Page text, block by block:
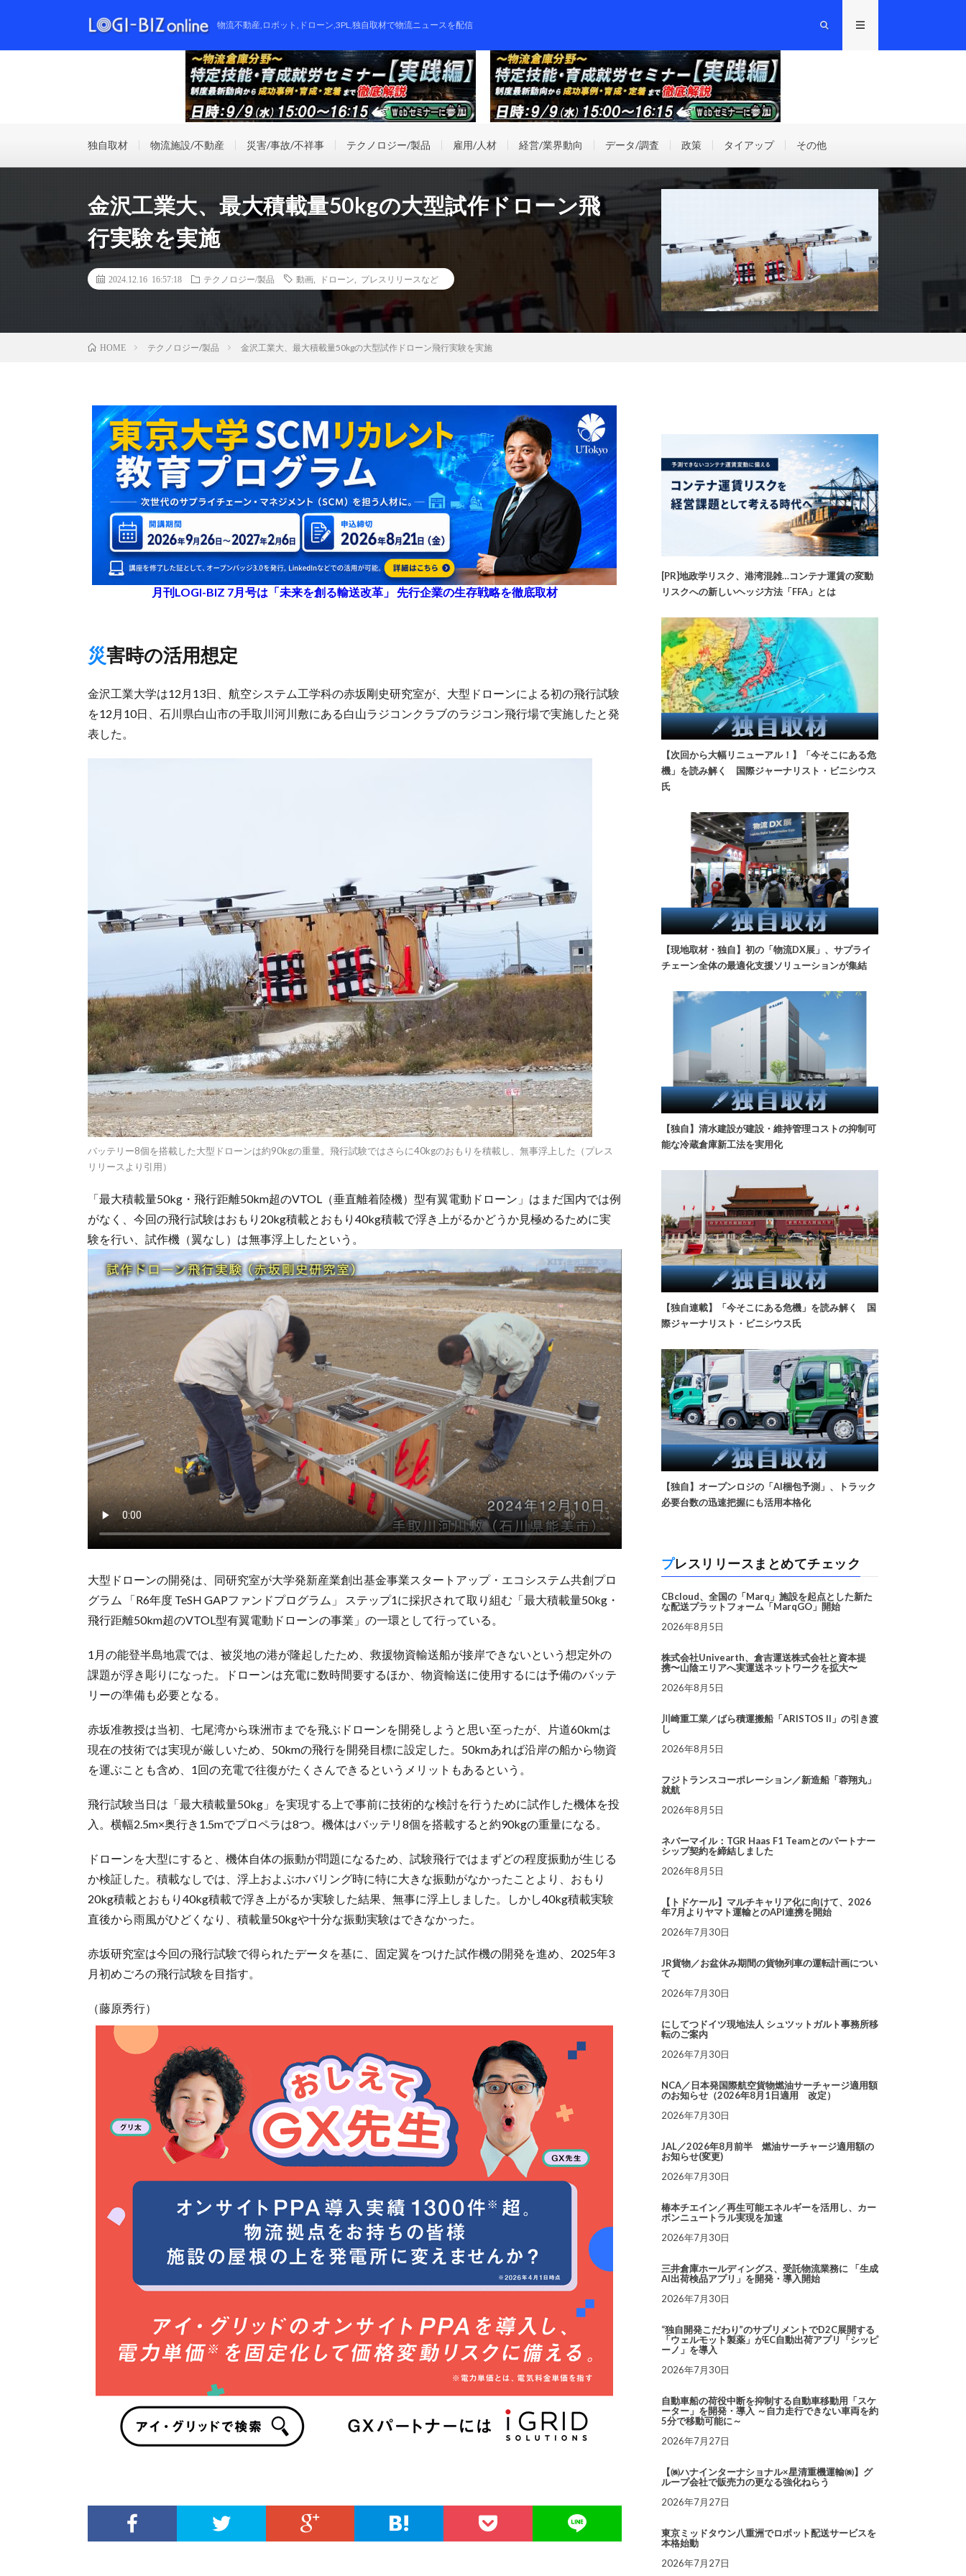
物流不動産,ロボット,ドローン,3PL,独自取材で物流ニュースを配信
独自取材 物流施設/不動産 災害/事故/不祥事 テクノロジー/製品 雇用/人材 経営/業界動向 データ/調査 政策 タイアップ その他
金沢工業大、最大積載量50kgの大型試作ドローン飛
行実験を実施
2024.12.16 16:57:18 テクノロジー/製品 動画 ドローン プレスリリースなど
HOME テクノロジー/製品 金沢工業大、最大積載量50kgの大型試作ドローン飛行実験を実施
月刊LOGI-BIZ 7月号は「未来を創る輸送改革」 先行企業の生存戦略を徹底取材
災害時の活用想定
金沢工業大学は12月13日、航空システム工学科の赤坂剛史研究室が、大型ドローンによる初の飛行試験
を12月10日、石川県白山市の手取川河川敷にある白山ラジコンクラブのラジコン飛行場で実施したと発
表した。
バッテリー8個を搭載した大型ドローンは約90kgの重量。飛行試験ではさらに40kgのおもりを積載し、無事浮上した（プレス
リリースより引用）
「最大積載量50kg・飛行距離50km超のVTOL（垂直離着陸機）型有翼電動ドローン」はまだ国内では例
がなく、今回の飛行試験はおもり20kg積載とおもり40kg積載で浮き上がるかどうか見極めるために実
験を行い、試作機（翼なし）は無事浮上したという。
大型ドローンの開発は、同研究室が大学発新産業創出基金事業スタートアップ・エコシステム共創プロ
グラム 「R6年度 TeSH GAPファンドプログラム」 ステップ1に採択されて取り組む「最大積載量50kg・
飛行距離50km超のVTOL型有翼電動ドローンの事業」の一環として行っている。
1月の能登半島地震では、被災地の港が隆起したため、救援物資輸送船が接岸できないという想定外の
課題が浮き彫りになった。ドローンは充電に数時間要するほか、物資輸送に使用するには予備のバッテ
リーの準備も必要となる。
赤坂准教授は当初、七尾湾から珠洲市までを飛ぶドローンを開発しようと思い至ったが、片道60kmは
現在の技術では実現が厳しいため、50kmの飛行を開発目標に設定した。50kmあれば沿岸の船から物資
を運ぶことも含め、1回の充電で往復がたくさんできるというメリットもあるという。
飛行試験当日は「最大積載量50kg」を実現する上で事前に技術的な検討を行うために試作した機体を投
入。横幅2.5m×奥行き1.5mでプロペラは8つ。機体はバッテリ8個を搭載すると約90kgの重量になる。
ドローンを大型にすると、機体自体の振動が問題になるため、試験飛行ではまずどの程度振動が生じる
か検証した。積載なしでは、浮上およぶホバリング時に特に大きな振動がなかったことより、おもり
20kg積載とおもり40kg積載で浮き上がるか実験した結果、無事に浮上しました。しかし40kg積載実験
直後から雨風がひどくなり、積載量50kgや十分な振動実験はできなかった。
赤坂研究室は今回の飛行試験で得られたデータを基に、固定翼をつけた試作機の開発を進め、2025年3
月初めごろの飛行試験を目指す。
（藤原秀行）
[PR]地政学リスク、港湾混雑…コンテナ運賃の変動
リスクへの新しいヘッジ方法「FFA」とは
【次回から大幅リニューアル！】「今そこにある危
機」を読み解く 国際ジャーナリスト・ビニシウス
氏
【現地取材・独自】初の「物流DX展」、サプライ
チェーン全体の最適化支援ソリューションが集結
【独自】清水建設が建設・維持管理コストの抑制可
能な冷蔵倉庫新工法を実用化
【独自連載】「今そこにある危機」を読み解く 国
際ジャーナリスト・ビニシウス氏
【独自】オープンロジの「AI梱包予測」、トラック
必要台数の迅速把握にも活用本格化
プレスリリースまとめてチェック
CBcloud、全国の「Marq」施設を起点とした新た
な配送プラットフォーム「MarqGO」開始
2026年8月5日
株式会社Univearth、倉吉運送株式会社と資本提
携〜山陰エリアへ実運送ネットワークを拡大〜
2026年8月5日
川崎重工業／ばら積運搬船「ARISTOS II」の引き渡
し
2026年8月5日
フジトランスコーポレーション／新造船「蓉翔丸」
就航
2026年8月5日
ネバーマイル：TGR Haas F1 Teamとのパートナー
シップ契約を締結しました
2026年8月5日
【トドケール】マルチキャリア化に向けて、2026
年7月よりヤマト運輸とのAPI連携を開始
2026年7月30日
JR貨物／お盆休み期間の貨物列車の運転計画につい
て
2026年7月30日
にしてつドイツ現地法人 シュツットガルト事務所移
転のご案内
2026年7月30日
NCA／日本発国際航空貨物燃油サーチャージ適用額
のお知らせ（2026年8月1日適用 改定）
2026年7月30日
JAL／2026年8月前半 燃油サーチャージ適用額の
お知らせ(変更)
2026年7月30日
椿本チエイン／再生可能エネルギーを活用し、カー
ボンニュートラル実現を加速
2026年7月30日
三井倉庫ホールディングス、受託物流業務に 「生成
AI出荷検品アプリ」を開発・導入開始
2026年7月30日
“独自開発こだわり”のサプリメントでD2C展開する
「ウェルモット製薬」がEC自動出荷アプリ「シッピ
ーノ」を導入
2026年7月30日
自動車船の荷役中断を抑制する自動車移動用「スケ
ーター」を開発・導入 ～自力走行できない車両を約
5分で移動可能に～
2026年7月27日
【㈱ハナインターナショナル×星清重機運輸㈱】グ
ループ会社で販売力の更なる強化ねらう
2026年7月27日
東京ミッドタウン八重洲でロボット配送サービスを
本格始動
2026年7月27日